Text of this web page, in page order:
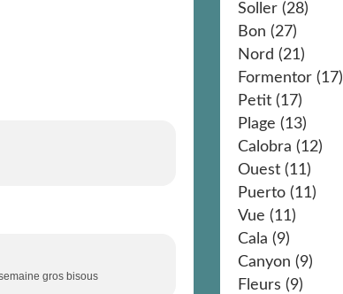
gros bisous
Soller (28)
Bon (27)
Nord (21)
Formentor (17)
Petit (17)
Plage (13)
Calobra (12)
Ouest (11)
Puerto (11)
Vue (11)
Cala (9)
Canyon (9)
Fleurs (9)